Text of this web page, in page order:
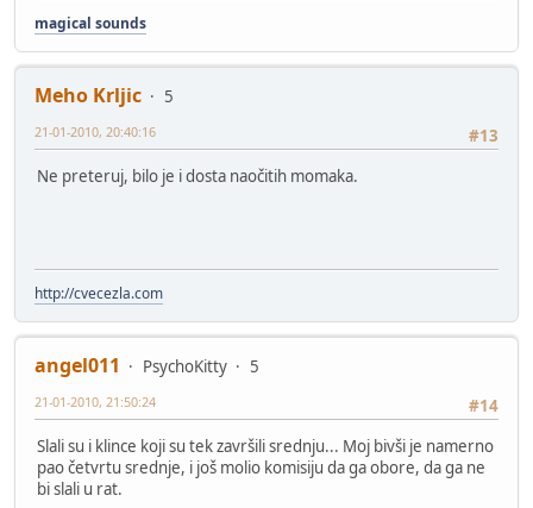
magical sounds
Meho Krljic
5
#13
21-01-2010, 20:40:16
Ne preteruj, bilo je i dosta naočitih momaka.
http://cvecezla.com
angel011 PsychoKitty
5
#14
21-01-2010, 21:50:24
Slali su i klince koji su tek završili srednju... Moj bivši je namerno
pao četvrtu srednje, i još molio komisiju da ga obore, da ga ne
bi slali u rat.